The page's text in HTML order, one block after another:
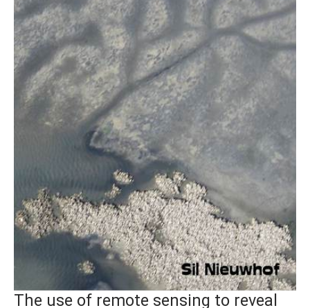
The use of remote sensing to reveal